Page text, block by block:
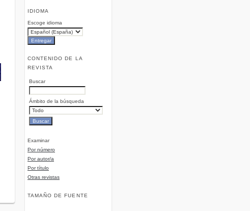
IDIOMA
Escoge idioma
CONTENIDO DE LA
REVISTA
Buscar
Ámbito de la búsqueda
Examinar
Por número
Por autor/a
Por título
Otras revistas
TAMAÑO DE FUENTE